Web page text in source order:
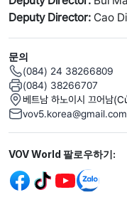
Deputy Director: Cao
문의
(084) 24 38266809
(084) 38266707
베트남 하노이시 끄어남
vov5.korea@gmail.com
Mạng xã hội
VOV World 팔로우하기: